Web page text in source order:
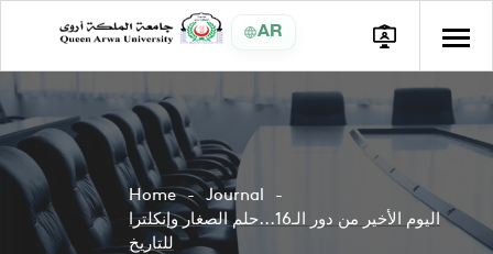
AR
Home
Journal
اليوم الأخير من دور الـ16...حلم الصغار وإنكلترا
للتاريخ